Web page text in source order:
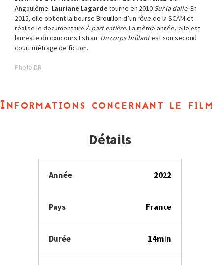
Angoulême. Lauriane Lagarde tourne en 2010 Sur la dalle. En
2015, elle obtient la bourse Brouillon d’un rêve de la SCAM et
réalise le documentaire À part entière. La même année, elle est
lauréate du concours Estran. Un corps brûlantest son second
court métrage de fiction.
Photo DR
Informations concernant le film
Détails
Année 2022
Pays France
Durée 14min